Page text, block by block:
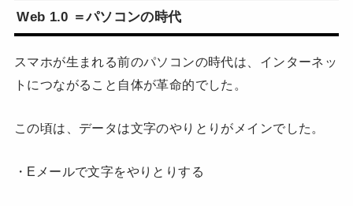
Web 1.0 ＝パソコンの時代
スマホが生まれる前のパソコンの時代は、インターネッ
トにつながること自体が革命的でした。
この頃は、データは文字のやりとりがメインでした。
・Eメールで文字をやりとりする